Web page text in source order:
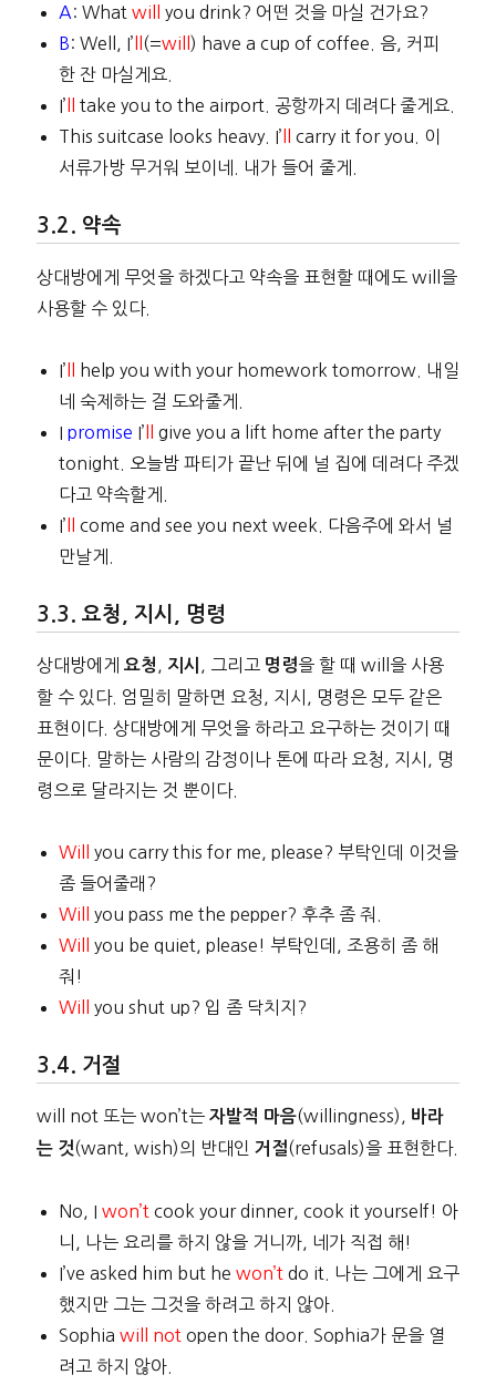
A: What will
you drink? 어떤 것을 마실 건가요?
B: Well, I’ (=will ) have a cup of coffee. 음, 커피
한 잔 마실게요.
I’
take you to the airport. 공항까지 데려다 줄게요.
This suitcase looks heavy. I’
carry it for you. 이
서류가방 무거워 보이네. 내가 들어 줄게.
약속
상대방에게 무엇을 하겠다고 약속을 표현할 때에도 will을
사용할 수 있다.
I’
help you with your homework tomorrow. 내일
네 숙제하는 걸 도와줄게.
I promise I’
give you a lift home after the party
tonight. 오늘밤 파티가 끝난 뒤에 널 집에 데려다 주겠
다고 약속할게.
I’
come and see you next week. 다음주에 와서 널
만날게.
요청, 지시, 명령
상대방에게 요청 지시 , 그리고 명령을 할 때 will을 사용
할 수 있다. 엄밀히 말하면 요청, 지시, 명령은 모두 같은
표현이다. 상대방에게 무엇을 하라고 요구하는 것이기 때
문이다. 말하는 사람의 감정이나 톤에 따라 요청, 지시, 명
령으로 달라지는 것 뿐이다.
Will
you carry this for me, please? 부탁인데 이것을
좀 들어줄래?
Will
you pass me the pepper? 후추 좀 줘.
Will
you be quiet, please! 부탁인데, 조용히 좀 해
줘!
Will
you shut up? 입 좀 닥치지?
거절
will not 또는 won’t는 자발적 마음(willingness),
바라
는 것(want, wish)의 반대인 거절(refusals)을 표현한다.
No, I won’t cook your dinner, cook it yourself! 아
니, 나는 요리를 하지 않을 거니까, 네가 직접 해!
I’ve asked him but he won’t do it. 나는 그에게 요구
했지만 그는 그것을 하려고 하지 않아.
Sophia will not open the door. Sophia가 문을 열
려고 하지 않아.